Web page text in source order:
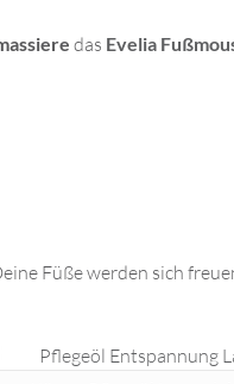
das Evelia
Füße werden sich